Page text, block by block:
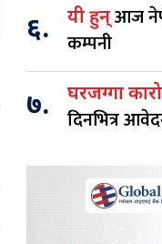
६. यी हुन्आज
कम्पनी
७. घरजग्गा
दिनभित्र